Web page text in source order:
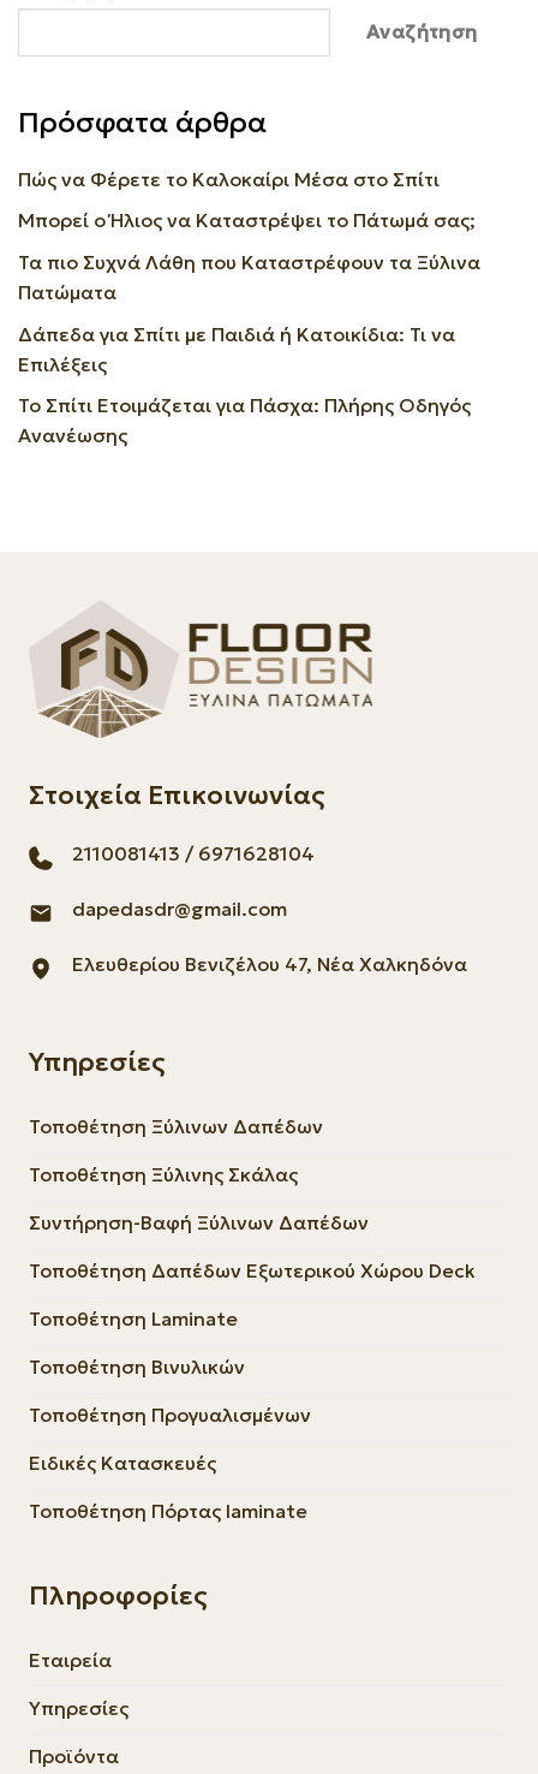
Αναζήτηση
Πρόσφατα άρθρα
Πώς να Φέρετε το Καλοκαίρι Μέσα στο Σπίτι
Μπορεί ο Ήλιος να Καταστρέψει το Πάτωμά σας;
Τα πιο Συχνά Λάθη που Καταστρέφουν τα Ξύλινα
Πατώματα
Δάπεδα για Σπίτι με Παιδιά ή Κατοικίδια: Τι να
Επιλέξεις
Το Σπίτι Ετοιμάζεται για Πάσχα: Πλήρης Οδηγός
Ανανέωσης
Στοιχεία Επικοινωνίας
2110081413 / 6971628104
dapedasdr@gmail.com
Ελευθερίου Βενιζέλου 47, Νέα Χαλκηδόνα
Πληροφορίες
Εταιρεία
Υπηρεσίες
Προϊόντα
Υπηρεσίες
Τοποθέτηση Ξύλινων Δαπέδων
Τοποθέτηση Ξύλινης Σκάλας
Συντήρηση-Βαφή Ξύλινων Δαπέδων
Τοποθέτηση Δαπέδων Εξωτερικού Χώρου Deck
Τοποθέτηση Laminate
Τοποθέτηση Βινυλικών
Τοποθέτηση Προγυαλισμένων
Ειδικές Κατασκευές
Τοποθέτηση Πόρτας laminate